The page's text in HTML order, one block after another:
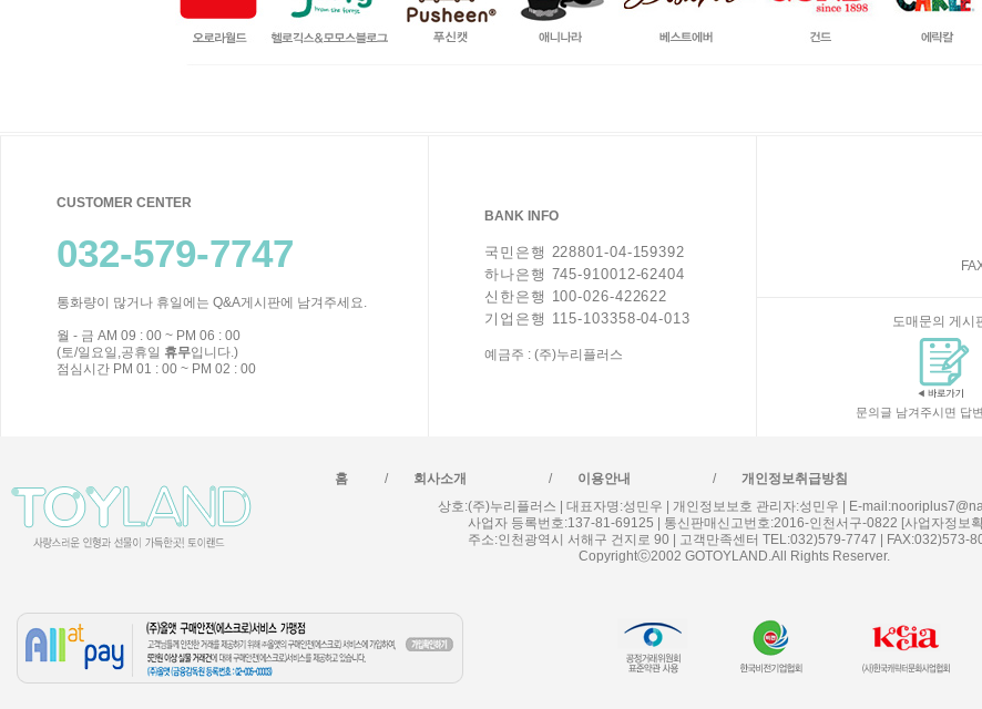
CUSTOMER CENTER
032-579-7747
통화량이 많거나 휴일에는 Q&A게시판에 남겨주세요.
월 - 금 AM 09 : 00 ~ PM 06 : 00
(토/일요일,공휴일 휴무입니다.)
점심시간 PM 01 : 00 ~ PM 02 : 00
BANK INFO
국민은행 228801-04-159392
하나은행 745-910012-62404
신한은행 100-026-422622
기업은행 115-103358-04-013
예금주 : (주)누리플러스
도매문의 게시
문의글 남겨주시면 답
홈 / 회사소개 / 이용안내 / 개인정보취급방침
상호:(주)누리플러스 | 대표자명:성민우 | 개인정보보호 관리자:성민우 | E-
사업자 등록번호:137-81-69125 | 통신판매신고번호:2016-인천서구-0822 [사업자정보
주소:인천광역시 서해구 건지로 90 | 고객만족센터 TEL:032)579-7747 | FAX:032)573-
Copyrightⓒ2002 GOTOYLAND.All Rights Reserver.